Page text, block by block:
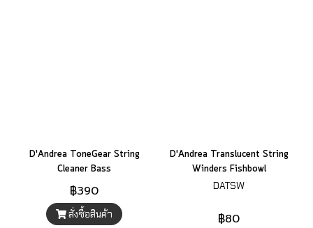
D'Andrea ToneGear String
Cleaner Bass
฿390
สั่งซื้อสินค้า
D'Andrea Translucent String
Winders Fishbowl
DATSW
฿80